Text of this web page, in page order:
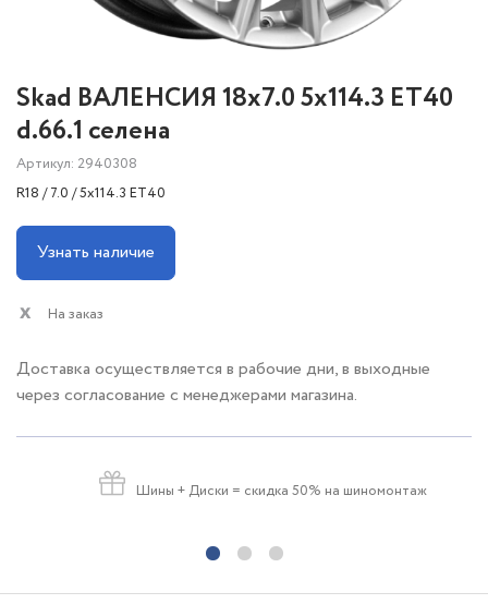
Skad ВАЛЕНСИЯ 18x7.0 5x114.3 ET40
d.66.1 селена
Артикул: 2940308
R18 / 7.0 / 5x114.3 ET40
Узнать наличие
На заказ
Доставка осуществляется в рабочие дни, в выходные
через согласование с менеджерами магазина.
Шины + Диски = скидка 50% на шиномонтаж